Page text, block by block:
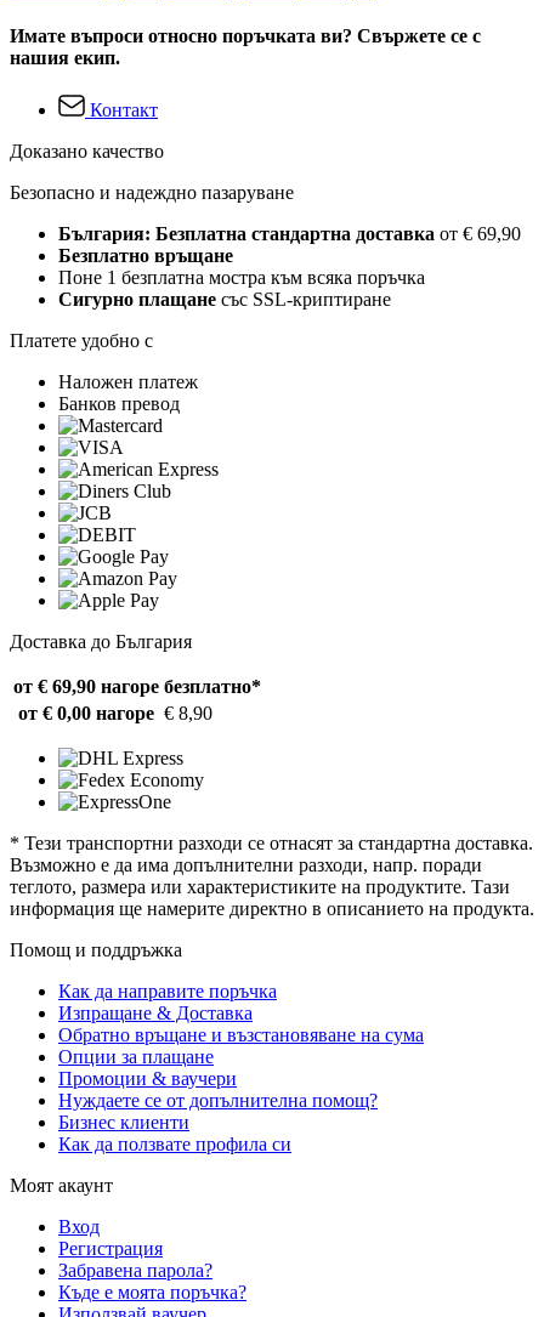
Имате въпроси относно поръчката ви? Свържете се с
нашия екип.
Контакт
Доказано качество
Безопасно и надеждно пазаруване
България: Безплатна стандартна доставка от € 69,90
Безплатно връщане
Поне 1 безплатна мостра към всяка поръчка
Сигурно плащане със SSL-криптиране
Платете удобно с
Наложен платеж
Банков превод
Доставка до България
от € 69,90 нагоре безплатно*
от € 0,00 нагоре € 8,90
* Тези транспортни разходи се отнасят за стандартна доставка.
Възможно е да има допълнителни разходи, напр. поради
теглото, размера или характеристиките на продуктите. Тази
информация ще намерите директно в описанието на продукта.
Помощ и поддръжка
Как да направите поръчка
Изпращане & Доставка
Обратно връщане и възстановяване на сума
Опции за плащане
Промоции & ваучери
Нуждаете се от допълнителна помощ?
Бизнес клиенти
Как да ползвате профила си
Моят акаунт
Вход
Регистрация
Забравена парола?
Къде е моята поръчка?